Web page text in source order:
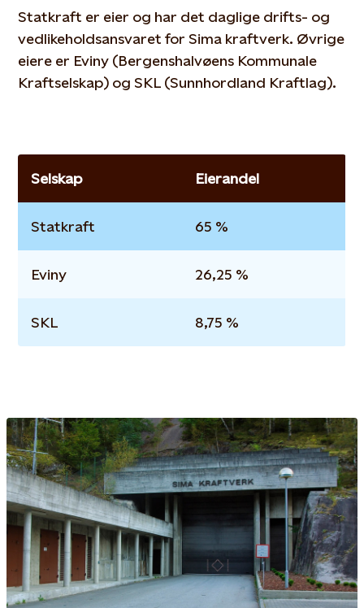
Statkraft er eier og har det daglige drifts- og
vedlikeholdsansvaret for Sima kraftverk. Øvrige
eiere er Eviny (Bergenshalvøens Kommunale
Kraftselskap) og SKL (Sunnhordland Kraftlag).
Selskap Eierandel
Statkraft 65 %
Eviny 26,25 %
SKL 8,75 %